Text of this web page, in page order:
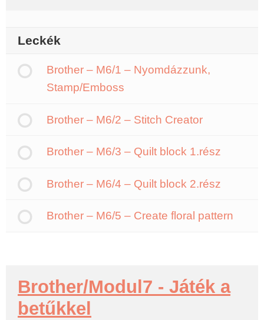
Leckék
Brother – M6/1 – Nyomdázzunk,
Stamp/Emboss
Brother – M6/2 – Stitch Creator
Brother – M6/3 – Quilt block 1.rész
Brother – M6/4 – Quilt block 2.rész
Brother – M6/5 – Create floral pattern
Brother/Modul7 - Játék a
betűkkel